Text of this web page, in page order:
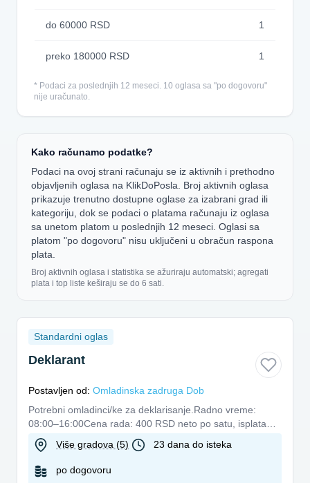
do 60000 RSD 1
preko 180000 RSD 1
* Podaci za poslednjih 12 meseci. 10 oglasa sa "po dogovoru"
nije uračunato.
Kako računamo podatke?
Podaci na ovoj strani računaju se iz aktivnih i prethodno
objavljenih oglasa na KlikDoPosla. Broj aktivnih oglasa
prikazuje trenutno dostupne oglase za izabrani grad ili
kategoriju, dok se podaci o platama računaju iz oglasa
sa unetom platom u poslednjih 12 meseci. Oglasi sa
platom "po dogovoru" nisu uključeni u obračun raspona
plata.
Broj aktivnih oglasa i statistika se ažuriraju automatski; agregati
plata i top liste keširaju se do 6 sati.
Standardni oglas
Deklarant
Postavljen od: Omladinska zadruga Dob
Potrebni omladinci/ke za deklarisanje.Radno vreme:
08:00–16:00Cena rada: 400 RSD neto po satu, isplata
svakog utorka. Lo...
Više gradova (5) 23 dana do isteka
po dogovoru